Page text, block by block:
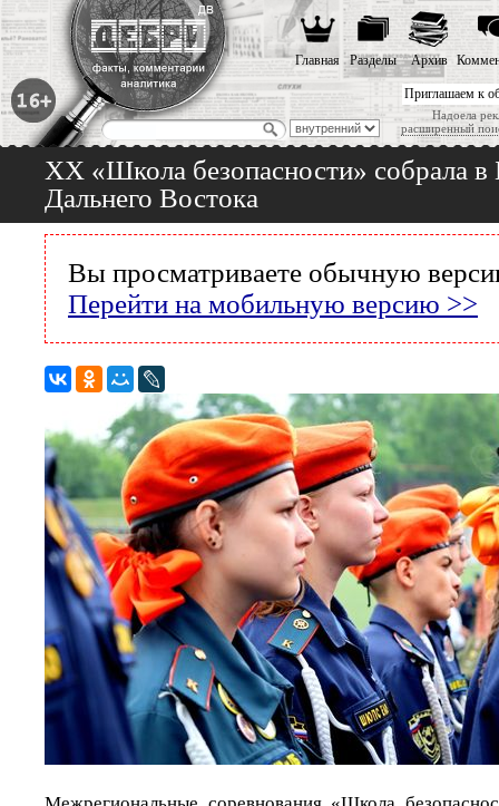
Приглашаем к
Надоела
расширенный
Главная Разделы Архив
XX «Школа безопасности» собрала
Дальнего Востока
Вы просматриваете обычную
Перейти на мобильную версию >>